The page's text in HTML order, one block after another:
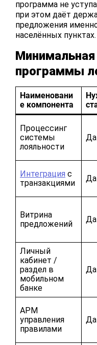
программа не
при этом даёт
предложения
населённых пунктах.
Минимальная
программы
Наименовани
е компонента
Процессинг
системы
лояльности
Да
Интеграция с
транзакциями
Да
Витрина
предложений
Да
Личный
кабинет /
раздел в
мобильном
банке
Да
АРМ
управления
правилами
Да